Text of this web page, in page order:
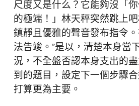
尺度又是什么？它能夠沒「
的極端！」林天秤突然跳上
鎮靜且優雅的聲音發布指令
法告竣。”是以，清楚本身當
況，不全盤否認本身支出的
到的題目，設定下一個步驟
打算更為主要。